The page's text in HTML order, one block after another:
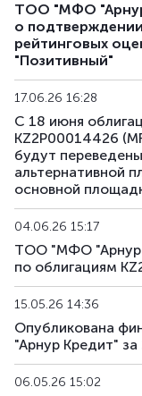
ТОО "МФО
о
рейтинговых
"Позитивный"
17.06.26 16:28
С 18 июня
KZ2P00014426
будут
альтернативной
основной
04.06.26 15:17
ТОО "МФО "Арнур
по облигациям
15.05.26 14:36
Опубликована
"Арнур Кредит"
06.05.26 15:02